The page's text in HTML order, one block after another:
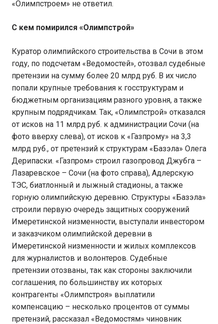
«Олимпстроем» не ответил.
С кем помирился «Олимпстрой»
Куратор олимпийского строительства в Сочи в этом
году, по подсчетам «Ведомостей», отозвал судебные
претензии на сумму более 20 млрд руб. В их число
попали крупные требования к госструктурам и
бюджетным организациям разного уровня, а также
крупным подрядчикам. Так, «Олимпстрой» отказался
от исков на 11 млрд руб. к администрации Сочи (на
фото вверху слева), от исков к «Газпрому» на 3,3
млрд руб., от претензий к структурам «Базэла» Олега
Дерипаски. «Газпром» строил газопровод Джубга –
Лазаревское – Сочи (на фото справа), Адлерскую
ТЭС, биатлонный и лыжный стадионы, а также
горную олимпийскую деревню. Структуры «Базэла»
строили первую очередь защитных сооружений
Имеретинской низменности, выступали инвестором
и заказчиком олимпийской деревни в
Имеретинской низменности и жилых комплексов
для журналистов и волонтеров. Судебные
претензии отозваны, так как стороны заключили
соглашения, по большинству их которых
контрагенты «Олимпстроя» выплатили
компенсацию – несколько процентов от суммы
претензий, рассказал «Ведомостям» чиновник